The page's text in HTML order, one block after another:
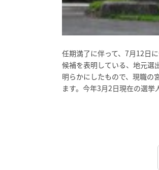
任期満了に伴って、7月12日
候補を表明している、地元選
明らかにしたもので、現職の
ます。今年3月2日現在の選挙